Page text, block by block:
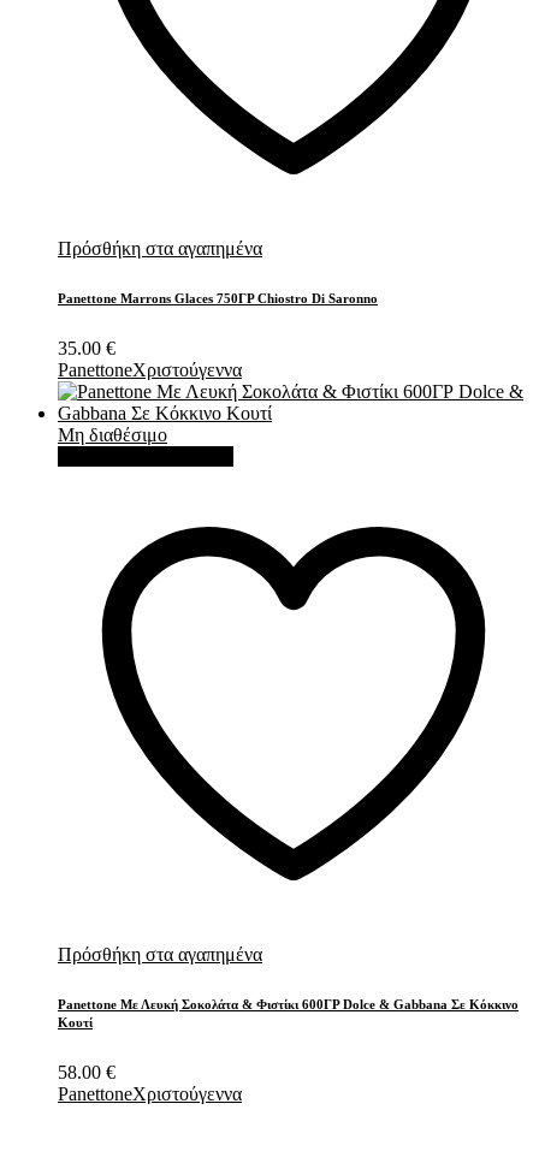
Πρόσθήκη στα αγαπημένα
Panettone Marrons Glaces 750ΓΡ Chiostro Di Saronno
35.00 €
PanettoneΧριστούγεννα
Μη διαθέσιμο
Πρόσθήκη στα αγαπημένα
Panettone Με Λευκή Σοκολάτα & Φιστίκι 600ΓΡ Dolce & Gabbana Σε Κόκκινο
Κουτί
58.00 €
PanettoneΧριστούγεννα